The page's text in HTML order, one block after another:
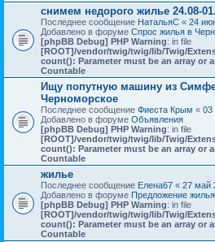
снимем недорого жилье 24.08-
Последнее сообщение НатальяС « 24
Добавлено в форуме Спрос жилья в
[phpBB Debug] PHP Warning: in file
[ROOT]/vendor/twig/twig/lib/Twig/
count(): Parameter must be an array or
Countable
Ищу попутную машину из
Черноморское
Последнее сообщение Фиеста Крым « 03
Добавлено в форуме Объявления
[phpBB Debug] PHP Warning: in file
[ROOT]/vendor/twig/twig/lib/Twig/
count(): Parameter must be an array or
Countable
жилье
Последнее сообщение Елена67 « 27 май
Добавлено в форуме Предложение
[phpBB Debug] PHP Warning: in file
[ROOT]/vendor/twig/twig/lib/Twig/
count(): Parameter must be an array or
Countable